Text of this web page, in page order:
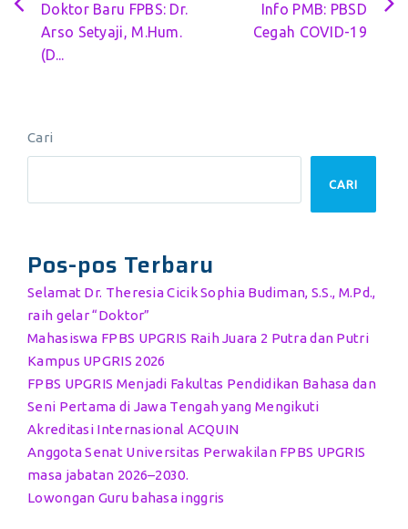
Doktor Baru FPBS: Dr.
Arso Setyaji, M.Hum.
(D...
Info PMB: PBSD
Cegah COVID-19
Cari
CARI
Pos-pos Terbaru
Selamat Dr. Theresia Cicik Sophia Budiman, S.S., M.Pd.,
raih gelar “Doktor”
Mahasiswa FPBS UPGRIS Raih Juara 2 Putra dan Putri
Kampus UPGRIS 2026
FPBS UPGRIS Menjadi Fakultas Pendidikan Bahasa dan
Seni Pertama di Jawa Tengah yang Mengikuti
Akreditasi Internasional ACQUIN
Anggota Senat Universitas Perwakilan FPBS UPGRIS
masa jabatan 2026–2030.
Lowongan Guru bahasa inggris